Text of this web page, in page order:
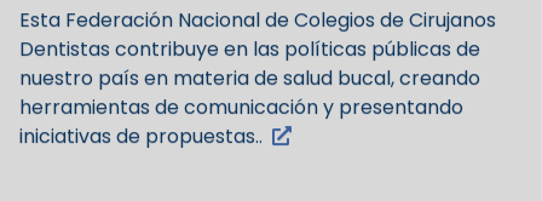
Esta Federación Nacional de Colegios de Cirujanos
Dentistas contribuye en las políticas públicas de
nuestro país en materia de salud bucal, creando
herramientas de comunicación y presentando
iniciativas de propuestas..